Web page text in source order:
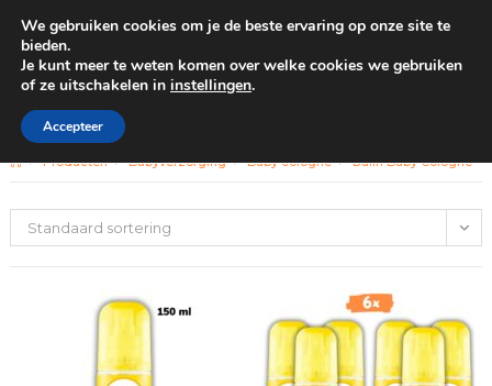
GRATIS BEZORGING VANAF €100
Dalin Baby Cologne
> Producten > Babyverzorging > Baby cologne > Dalin Baby Cologne
Standaard sortering
We gebruiken cookies om je de beste ervaring op onze site te
bieden.
Je kunt meer te weten komen over welke cookies we gebruiken
of ze uitschakelen in instellingen.
Accepteer